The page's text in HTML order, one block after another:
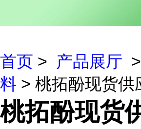
首页 > 产品展厅 >
料 > 桃拓酚现货供
桃拓酚现货